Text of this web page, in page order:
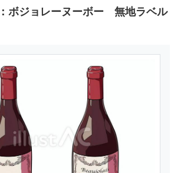
ボジョレーヌーボー 無地ラベル